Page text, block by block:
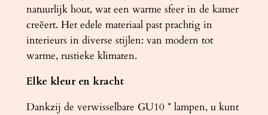
natuurlijk hout, wat een warme sfeer in de kamer
creëert. Het edele materiaal past prachtig in
interieurs in diverse stijlen: van modern tot
warme, rustieke klimaten.
Elke kleur en kracht
Dankzij de verwisselbare GU10 * lampen, u kunt